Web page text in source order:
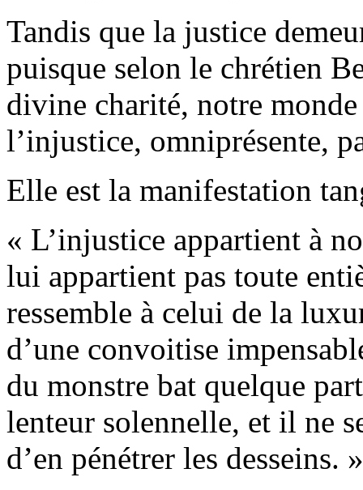
Tandis que la justice
puisque selon le chrétien
divine charité, notre
l’injustice, omniprésente,
Elle est la manifestation
« L’injustice appartient à
lui appartient pas toute
ressemble à celui de la
d’une convoitise
du monstre bat quelque
lenteur solennelle, et il ne
d’en pénétrer les desseins. »